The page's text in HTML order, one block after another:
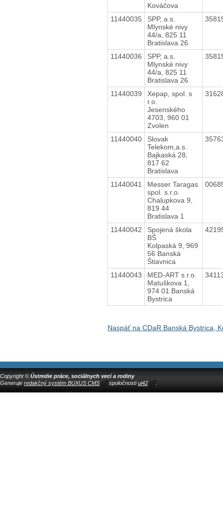
Kováčova
11440035
SPP, a.s.
Mlynské nivy
44/a, 825 11
Bratislava 26
11440036
SPP, a.s.
Mlynské nivy
44/a, 825 11
Bratislava 26
11440039
Xepap, spol. s
r.o.
Jesenského
4703, 960 01
Zvolen
11440040
Slovak
Telekom,a.s.
Bajkaská 28,
817 62
Bratislava
11440041
Messer Taragas
spol. s.r.o.
Chalupkova 9,
819 44
Bratislava 1
11440042
Spojená škola
BŠ
Kolpaská 9, 969
56 Banská
Štiavnica
11440043
MED-ART s.r.o.
Matuškova 1,
974 01 Banská
Bystrica
Naspäť na CDaR Banská Bystrica,
Copyright © Ústredie práce, sociálnych vecí a rodiny
Generuje redakčný systém BUXUS CMS spoločnostiui42